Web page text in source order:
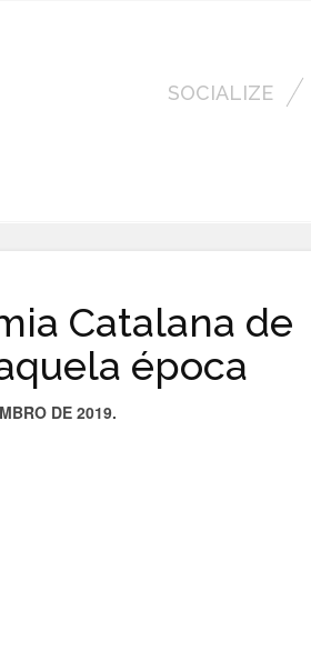
SOCIALIZE
Catalana de
época
DE 2019.